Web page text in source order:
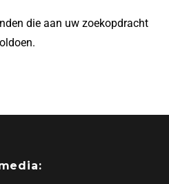
die aan uw zoekopdracht